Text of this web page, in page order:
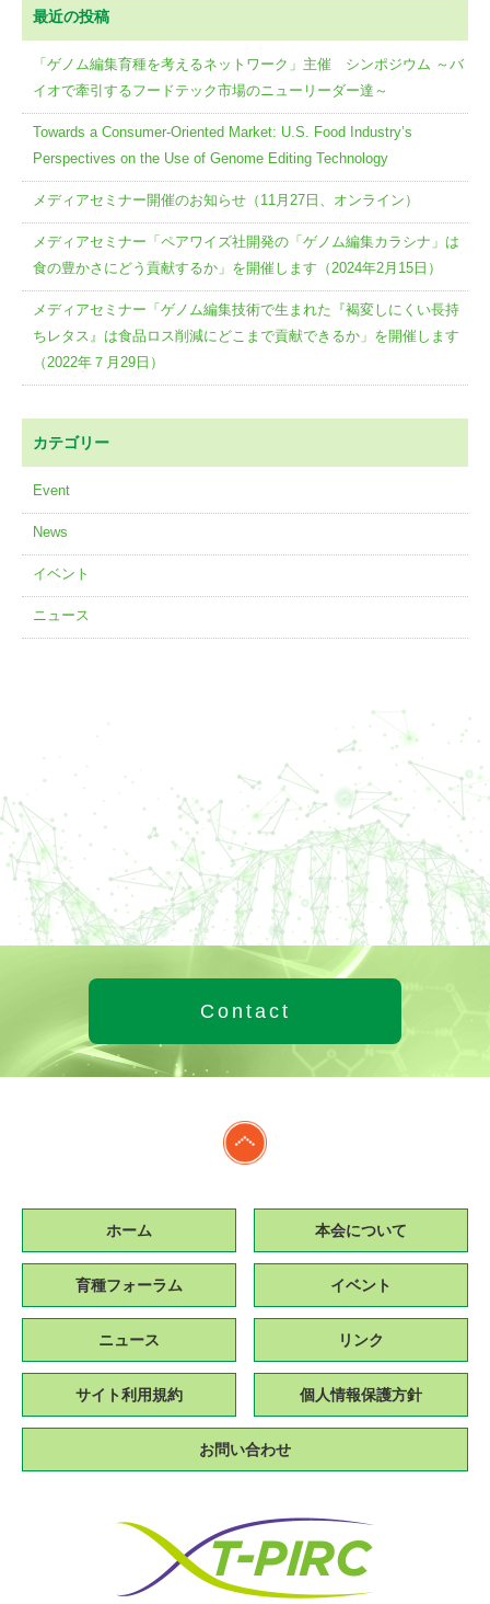
最近の投稿
「ゲノム編集育種を考えるネットワーク」主催 シンポジウム ～バ
イオで牽引するフードテック市場のニューリーダー達～
Towards a Consumer-Oriented Market: U.S. Food Industry’s
Perspectives on the Use of Genome Editing Technology
メディアセミナー開催のお知らせ（11月27日、オンライン）
メディアセミナー「ペアワイズ社開発の「ゲノム編集カラシナ」は
食の豊かさにどう貢献するか」を開催します（2024年2月15日）
メディアセミナー「ゲノム編集技術で生まれた『褐変しにくい長持
ちレタス』は食品ロス削減にどこまで貢献できるか」を開催します
（2022年７月29日）
カテゴリー
Event
News
イベント
ニュース
Contact
ホーム 本会について
育種フォーラム イベント
ニュース リンク
サイト利用規約 個人情報保護方針
お問い合わせ